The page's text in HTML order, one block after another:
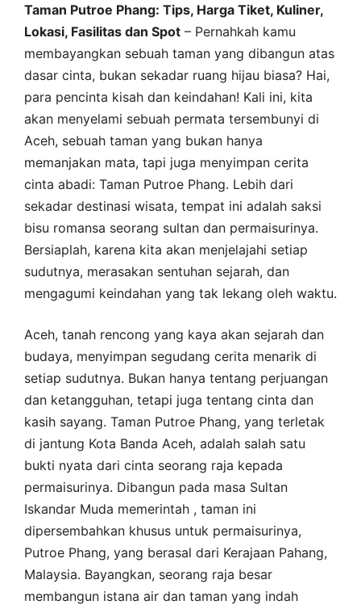
Taman Putroe Phang: Tips, Harga Tiket, Kuliner,
Lokasi, Fasilitas dan Spot – Pernahkah kamu
membayangkan sebuah taman yang dibangun atas
dasar cinta, bukan sekadar ruang hijau biasa? Hai,
para pencinta kisah dan keindahan! Kali ini, kita
akan menyelami sebuah permata tersembunyi di
Aceh, sebuah taman yang bukan hanya
memanjakan mata, tapi juga menyimpan cerita
cinta abadi: Taman Putroe Phang. Lebih dari
sekadar destinasi wisata, tempat ini adalah saksi
bisu romansa seorang sultan dan permaisurinya.
Bersiaplah, karena kita akan menjelajahi setiap
sudutnya, merasakan sentuhan sejarah, dan
mengagumi keindahan yang tak lekang oleh waktu.
Aceh, tanah rencong yang kaya akan sejarah dan
budaya, menyimpan segudang cerita menarik di
setiap sudutnya. Bukan hanya tentang perjuangan
dan ketangguhan, tetapi juga tentang cinta dan
kasih sayang. Taman Putroe Phang, yang terletak
di jantung Kota Banda Aceh, adalah salah satu
bukti nyata dari cinta seorang raja kepada
permaisurinya. Dibangun pada masa Sultan
Iskandar Muda memerintah , taman ini
dipersembahkan khusus untuk permaisurinya,
Putroe Phang, yang berasal dari Kerajaan Pahang,
Malaysia. Bayangkan, seorang raja besar
membangun istana air dan taman yang indah